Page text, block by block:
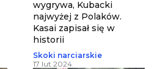
wygrywa, Kubacki
najwyżej z Polaków.
Kasai zapisał się w
historii
Skoki narciarskie
17 lut 2024